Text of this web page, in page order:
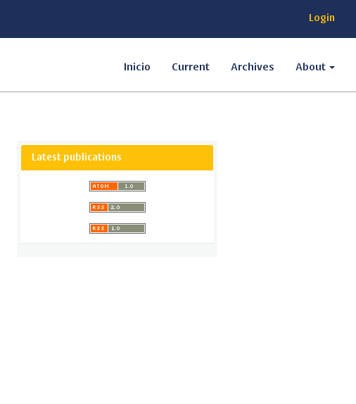
Login
Inicio Current Archives About
Latest publications